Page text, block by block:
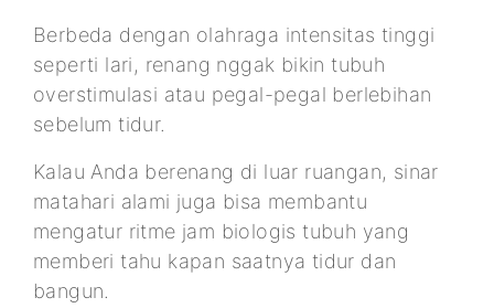
Berbeda dengan olahraga intensitas tinggi
seperti lari, renang nggak bikin tubuh
overstimulasi atau pegal-pegal berlebihan
sebelum tidur.
Kalau Anda berenang di luar ruangan, sinar
matahari alami juga bisa membantu
mengatur ritme jam biologis tubuh yang
memberi tahu kapan saatnya tidur dan
bangun.